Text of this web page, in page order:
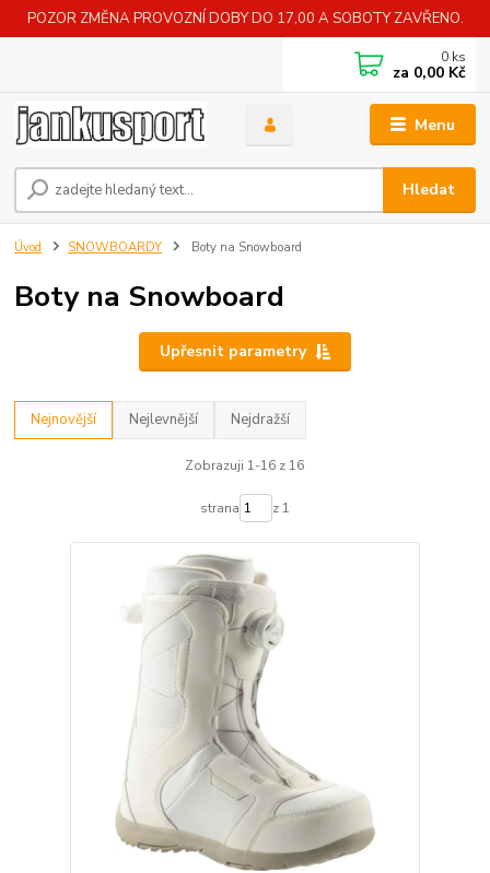
POZOR ZMĚNA PROVOZNÍ DOBY DO 17,00 A SOBOTY ZAVŘENO.
Menu
Hledat
0 ks
za 0,00 Kč
Úvod SNOWBOARDY Boty na Snowboard
Boty na Snowboard
Upřesnit parametry
Nejnovější Nejlevnější Nejdražší
Zobrazuji 1-16 z 16
strana z 1